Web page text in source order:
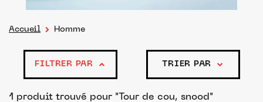
Accueil Homme
FILTRER PAR TRIER PAR
1 produit trouvé pour "Tour de cou, snood"